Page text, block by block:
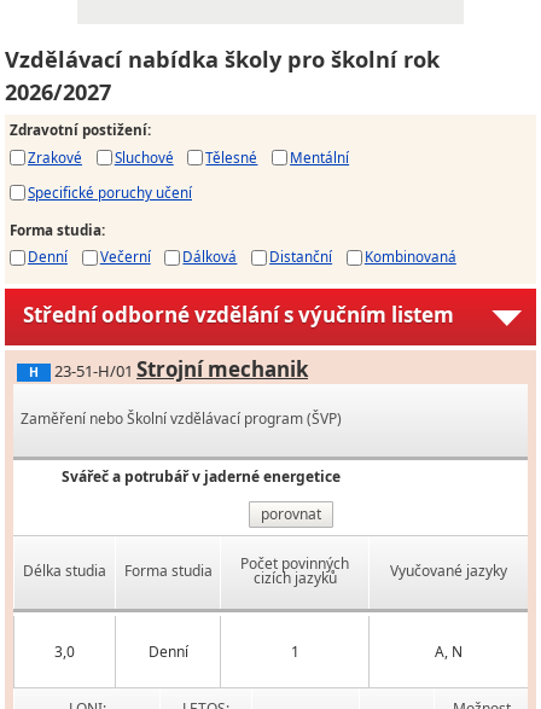
Vzdělávací nabídka školy pro školní rok
2026/2027
Zdravotní postižení:
Zrakové
Sluchové Tělesné
Mentální
Specifické poruchy učení
Forma studia:
Denní
Večerní Dálková Distanční Kombinovaná
Střední odborné vzdělání s výučním listem
H 23-51-H/01 Strojní mechanik
Zaměření nebo Školní vzdělávací program (ŠVP)
Svářeč a potrubář v jaderné energetice
porovnat
Délka studia Forma studia Počet povinných
cizích jazyků Vyučované jazyky
3,0 Denní 1 A, N